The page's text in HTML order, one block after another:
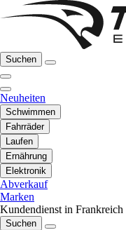
Suchen
Neuheiten
Schwimmen
Fahrräder
Laufen
Ernährung
Elektronik
Abverkauf
Marken
Kundendienst in Frankreich
Suchen